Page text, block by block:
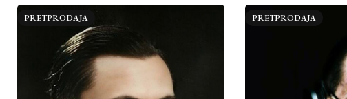
PRETPRODAJA PRETPRODAJA